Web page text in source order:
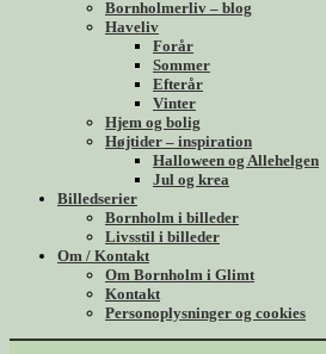
Bornholmerliv – blog
Haveliv
Forår
Sommer
Efterår
Vinter
Hjem og bolig
Højtider – inspiration
Halloween og Allehelgen
Jul og krea
Billedserier
Bornholm i billeder
Livsstil i billeder
Om / Kontakt
Om Bornholm i Glimt
Kontakt
Personoplysninger og cookies